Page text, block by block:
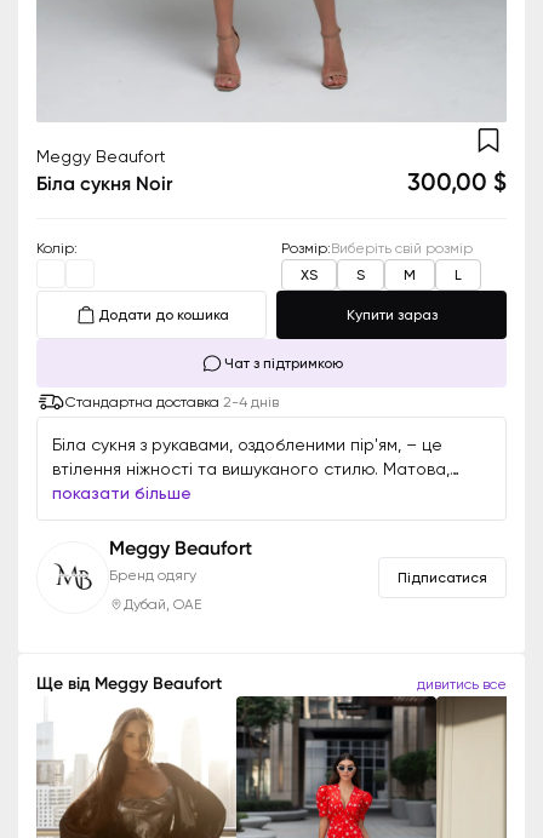
Meggy Beaufort
Біла сукня Noir 300,00 $
Колір: Розмір:Виберіть свій розмір
XS
S M L
Додати до кошика Купити зараз
Чат з підтримкою
Стандартна доставка 2-4 днів
Біла сукня з рукавами, оздобленими пір'ям, – це
втілення ніжності та вишуканого стилю. Матова,
текстурована тканина створює благородний,
стриманий образ, а повітряне пір'я додає легкості
та грації. Ідеальний вибір для тих, хто цінує вишукану
розкіш та тонкі акценти у своєму стилі.
показати більше
Meggy Beaufort
Бренд одягу
Дубай, ОАЕ
Підписатися
Ще від Meggy Beaufort дивитись все